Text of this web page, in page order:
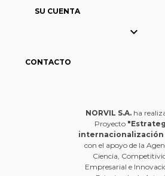
SU CUENTA

CONTACTO
NORVIL S.A. ha
Proyecto
internacionalización
con el apoyo de la
Ciencia,
Empresarial e